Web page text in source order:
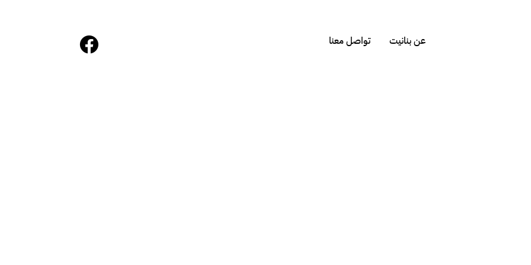
عن بنانيت تواصل معنا